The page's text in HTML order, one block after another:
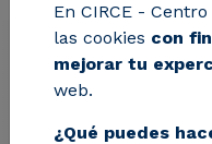
En CIRCE -
las cookies con
mejorar tu
web.
¿Qué puedes